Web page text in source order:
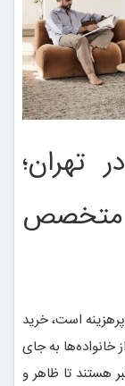
تهران؛
متخصص
است، خرید
به جای
هستند تا ظاهر و